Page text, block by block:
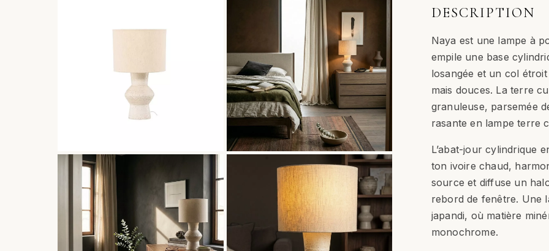
DESCRIPTION
Naya est une lampe à
empile une base
losangée et un col
mais douces. La terre
granuleuse, parsemée
rasante en lampe terre
L’abat-jour cylindrique
ton ivoire chaud,
source et diffuse un
rebord de fenêtre. Une
japandi, où matière
monochrome.